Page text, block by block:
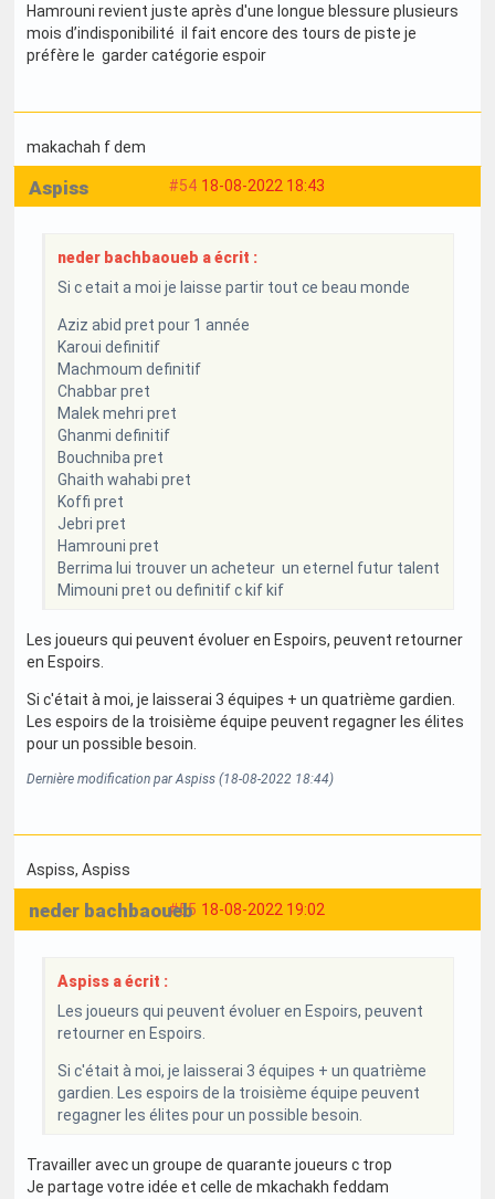
Hamrouni revient juste après d'une longue blessure plusieurs
mois d’indisponibilité il fait encore des tours de piste je
préfère le garder catégorie espoir
makachah f dem
#54 18-08-2022 18:43
Aspiss
neder bachbaoueb a écrit :
Si c etait a moi je laisse partir tout ce beau monde
Aziz abid pret pour 1 année
Karoui definitif
Machmoum definitif
Chabbar pret
Malek mehri pret
Ghanmi definitif
Bouchniba pret
Ghaith wahabi pret
Koffi pret
Jebri pret
Hamrouni pret
Berrima lui trouver un acheteur un eternel futur talent
Mimouni pret ou definitif c kif kif
Les joueurs qui peuvent évoluer en Espoirs, peuvent retourner
en Espoirs.
Si c'était à moi, je laisserai 3 équipes + un quatrième gardien.
Les espoirs de la troisième équipe peuvent regagner les élites
pour un possible besoin.
Dernière modification par Aspiss (18-08-2022 18:44)
Aspiss, Aspiss
#55 18-08-2022 19:02
neder bachbaoueb
Aspiss a écrit :
Les joueurs qui peuvent évoluer en Espoirs, peuvent
retourner en Espoirs.
Si c'était à moi, je laisserai 3 équipes + un quatrième
gardien. Les espoirs de la troisième équipe peuvent
regagner les élites pour un possible besoin.
Travailler avec un groupe de quarante joueurs c trop
Je partage votre idée et celle de mkachakh feddam